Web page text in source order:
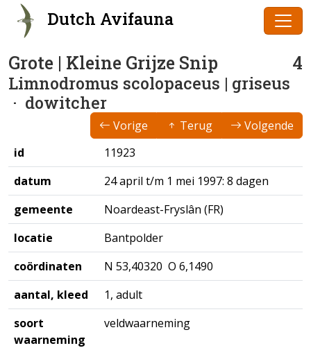
Dutch Avifauna
Grote | Kleine Grijze Snip 4
Limnodromus scolopaceus | griseus
· dowitcher
Vorige Terug
Volgende
id
11923
datum
24 april t/m 1 mei 1997: 8 dagen
gemeente
Noardeast-Fryslân (FR)
locatie
Bantpolder
coördinaten
N 53,40320 O 6,1490
aantal, kleed
1, adult
soort
waarneming
veldwaarneming